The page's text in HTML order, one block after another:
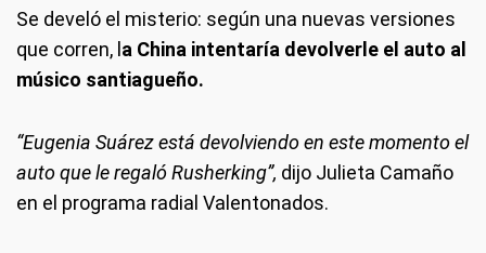
Se develó el misterio: según una nuevas versiones
que corren, l a China intentaría devolverle el auto al
músico santiagueño.
“Eugenia Suárez está devolviendo en este momento el
auto que le regaló Rusherking”, dijo Julieta Camaño
en el programa radial Valentonados.